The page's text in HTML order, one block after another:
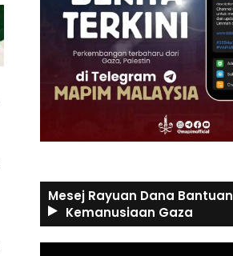
Mesej Rayuan Dana Bantuan
Kemanusiaan Gaza